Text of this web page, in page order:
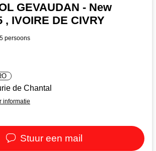
GEVAUDAN - New
, IVOIRE DE CIVRY
persoons
de Chantal
informatie
Stuur een mail